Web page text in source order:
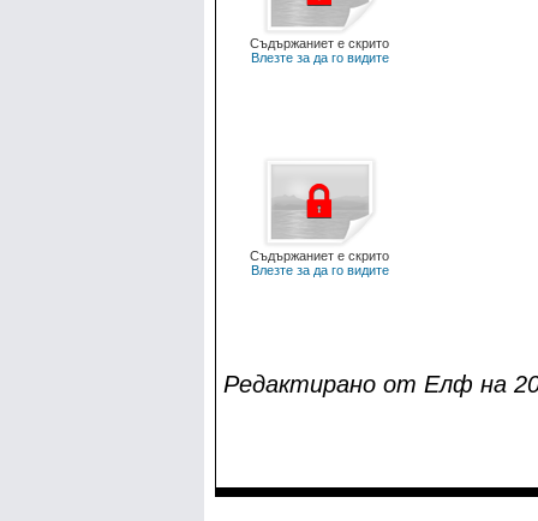
Съдържаниет е скрито
Влезте за да го видите
Съдържаниет е скрито
Влезте за да го видите
Редактирано от Eлф на